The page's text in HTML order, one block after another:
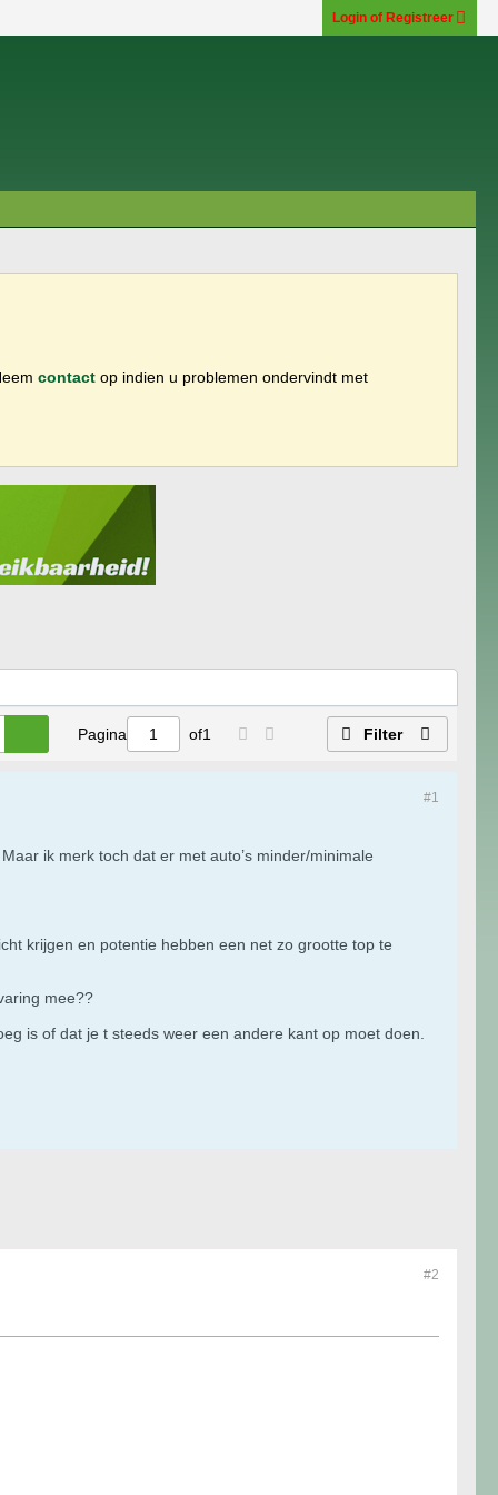
Login of Registreer
contact op indien u problemen ondervindt met
Pagina of1 Filter
#1
ik merk toch dat er met auto’s minder/minimale
krijgen en potentie hebben een net zo grootte top te
mee??
is of dat je t steeds weer een andere kant op moet doen.
#2